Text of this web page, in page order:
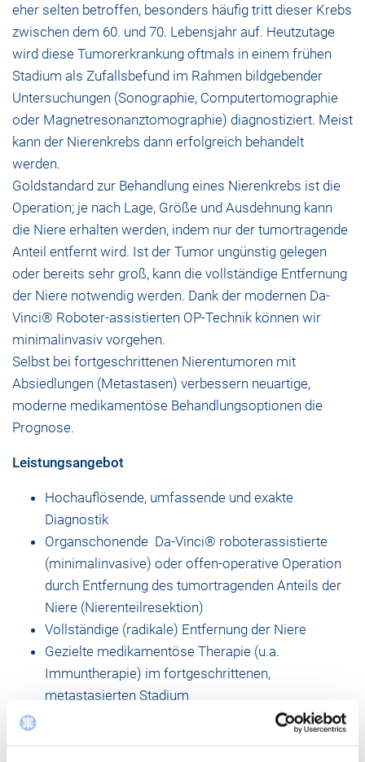
eher selten betroffen, besonders häufig tritt dieser Krebs
zwischen dem 60. und 70. Lebensjahr auf. Heutzutage
wird diese Tumorerkrankung oftmals in einem frühen
Stadium als Zufallsbefund im Rahmen bildgebender
Untersuchungen (Sonographie, Computertomographie
oder Magnetresonanztomographie) diagnostiziert. Meist
kann der Nierenkrebs dann erfolgreich behandelt
werden.
Goldstandard zur Behandlung eines Nierenkrebs ist die
Operation; je nach Lage, Größe und Ausdehnung kann
die Niere erhalten werden, indem nur der tumortragende
Anteil entfernt wird. Ist der Tumor ungünstig gelegen
oder bereits sehr groß, kann die vollständige Entfernung
der Niere notwendig werden. Dank der modernen Da-
Vinci® Roboter-assistierten OP-Technik können wir
minimalinvasiv vorgehen.
Selbst bei fortgeschrittenen Nierentumoren mit
Absiedlungen (Metastasen) verbessern neuartige,
moderne medikamentöse Behandlungsoptionen die
Prognose.
Leistungsangebot
Hochauflösende, umfassende und exakte
Diagnostik
Organschonende Da-Vinci® roboterassistierte
(minimalinvasive) oder offen-operative Operation
durch Entfernung des tumortragenden Anteils der
Niere (Nierenteilresektion)
Vollständige (radikale) Entfernung der Niere
Gezielte medikamentöse Therapie (u.a.
Immuntherapie) im fortgeschrittenen,
metastasierten Stadium
Regelmäßige Zweitmeinungssprechstunde zur
unabhängigen Beratung betroffener Patienten